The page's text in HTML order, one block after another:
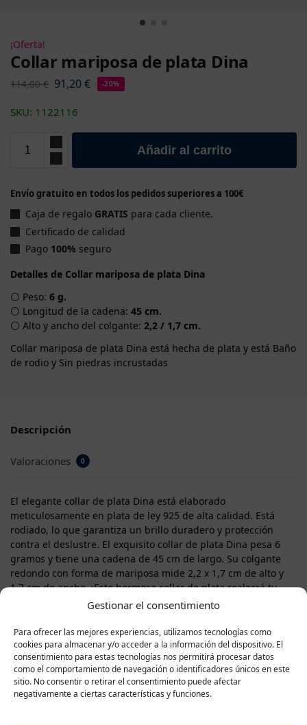
Gestionar el consentimiento
Para ofrecer las mejores experiencias, utilizamos tecnologías como
cookies para almacenar y/o acceder a la información del dispositivo. El
consentimiento para estas tecnologías nos permitirá procesar datos
como el comportamiento de navegación o identificadores únicos en este
sitio. No consentir o retirar el consentimiento puede afectar
negativamente a ciertas características y funciones.
¡Oferta!
Collar mariposa de plata Dina
114,00€ 91,20€ -20%
SKU: 1122116
Añadir al carrito
Envío gratuito en todos los pedidos superiores a 100€
Caja de regalo GRATIS para cada cliente.
Certificado de calidad
Pago 100% seguro
Detalles de Collar mariposa de plata Dina
⚪ Peso: 6 g.
⚪ Longitud de la cadena: 45 cm.
⚪ Alto y ancho del colgante: 2,2 / 1,7 cm.
Collar mariposa de plata Dina está hecha de plata y está Baño
de rodio y Sin piedras incrustadas
Descripción
Valoraciones 0
El elegante collar de plata Dina está elaborado
meticulosamente en plata de ley 925 de alta calidad. Está
rodiado, lo que garantiza un brillo duradero y protección
contra el deslustre. El exquisito collar de plata Dina pesa 6
gramos y tiene una cadena de 45 cm de largo. Su colgante
redondo con forma de mariposa mide 2,2 x 1,7 cm de alto y
1,7 cm de ancho. ¡Este hermoso collar de plata realzará tu
escote y sin duda atraerá todas las miradas! Ya sea para un
añadir un toque de brillo y elegancia a tu look diario, ¡el
exclusivo collar de plata Dina es la elección perfecta! Un
regalo ideal para alguien especial, y ¿por qué no darte un
capricho también?